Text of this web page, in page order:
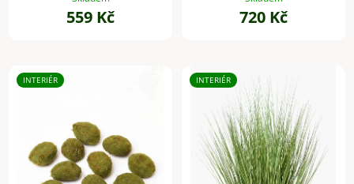
559 Kč 720 Kč
INTERIÉR INTERIÉR